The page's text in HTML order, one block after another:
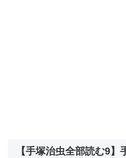
【手塚治虫全部読む9】